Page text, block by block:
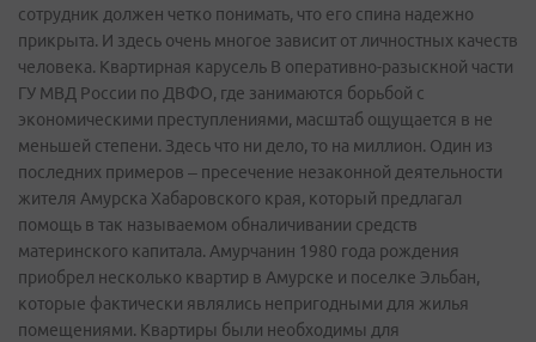
сотрудник должен четко понимать, что его спина надежно
прикрыта. И здесь очень многое зависит от личностных качеств
человека. Квартирная карусель В оперативно-разыскной части
ГУ МВД России по ДВФО, где занимаются борьбой с
экономическими преступлениями, масштаб ощущается в не
меньшей степени. Здесь что ни дело, то на миллион. Один из
последних примеров – пресечение незаконной деятельности
жителя Амурска Хабаровского края, который предлагал
помощь в так называемом обналичивании средств
материнского капитала. Амурчанин 1980 года рождения
приобрел несколько квартир в Амурске и поселке Эльбан,
которые фактически являлись непригодными для жилья
помещениями. Квартиры были необходимы для